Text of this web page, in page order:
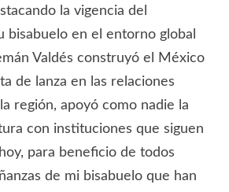
la vigencia del
bisabuelo en el entorno global
Valdés construyó el México
de lanza en las relaciones
región, apoyó como nadie la
con instituciones que siguen
para beneficio de todos
de mi bisabuelo que han